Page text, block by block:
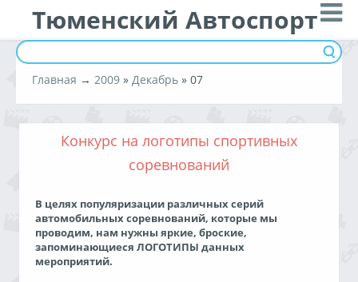
Тюменский Автоспорт
Главная → 2009 » Декабрь » 07
Конкурс на логотипы спортивных
соревнований
В целях популяризации различных серий
автомобильных соревнований, которые мы
проводим, нам нужны яркие, броские,
запоминающиеся ЛОГОТИПЫ данных
мероприятий.